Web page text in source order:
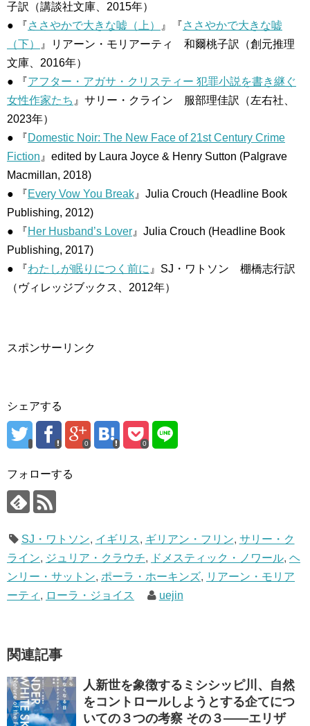
子訳（講談社文庫、2015年）
● 『ささやかで大きな嘘（上） 』『ささやかで大きな嘘
（下）
』リアーン・モリアーティ 和爾桃子訳（創元推理
文庫、2016年）
● 『アフター・アガサ・クリスティー 犯罪小説を書き継ぐ
女性作家たち 』サリー・クライン 服部理佳訳（左右社、
2023年）
● 『Domestic Noir: The New Face of 21st Century Crime
Fiction 』edited by Laura Joyce & Henry Sutton (Palgrave
Macmillan, 2018)
● 『Every Vow You Break 』Julia Crouch (Headline Book
Publishing, 2012)
● 『Her Husband’s Lover 』Julia Crouch (Headline Book
Publishing, 2017)
● 『わたしが眠りにつく前に 』SJ・ワトソン 棚橋志行訳
（ヴィレッジブックス、2012年）
スポンサーリンク
シェアする
0 0
フォローする
SJ・ワトソン, イギリス, ギリアン・フリン, サリー・ク
ライン, ジュリア・クラウチ, ドメスティック・ノワール, ヘ
ンリー・サットン, ポーラ・ホーキンズ, リアーン・モリア
ーティ , ローラ・ジョイス uejin
関連記事
人新世を象徴するミシシッピ川、自然
をコントロールしようとする企てにつ
いての３つの考察 その３――エリザ